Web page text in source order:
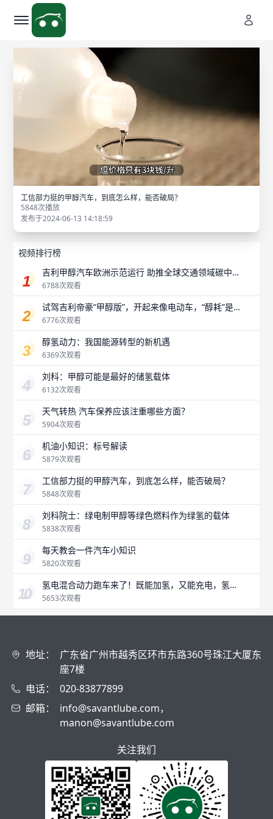
工信部力挺的甲醇汽车，到底怎么样，能否破局？
5848次播放
发布于2024-06-13 14:18:59
视频排行榜
吉利甲醇汽车欧洲示范运行 助推全球交通领域碳中
和
6788次观看
试驾吉利帝豪“甲醇版”，开起来像电动车，“醇耗”是
最大惊喜？
6776次观看
醇氢动力：我国能源转型的新机遇
6369次观看
刘科：甲醇可能是最好的储氢载体
6132次观看
天气转热 汽车保养应该注重哪些方面？
5904次观看
机油小知识：标号解读
5879次观看
工信部力挺的甲醇汽车，到底怎么样，能否破局？
5848次观看
刘科院士：绿电制甲醇等绿色燃料作为绿氢的载体
5838次观看
每天教会一件汽车小知识
5820次观看
氢电混合动力跑车来了！既能加氢，又能充电，氢燃
料是未来吗？
5653次观看
地址：
广东省广州市越秀区环市东路360号珠江大厦东
座7楼
电话：
020-83877899
邮箱：
info@savantlube.com，
manon@savantlube.com
关注我们